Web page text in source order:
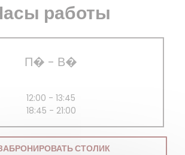
работы
П� - В�
12:00 - 13:45
18:45 - 21:00
СТОЛИК